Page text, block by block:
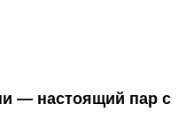
— настоящий пар с